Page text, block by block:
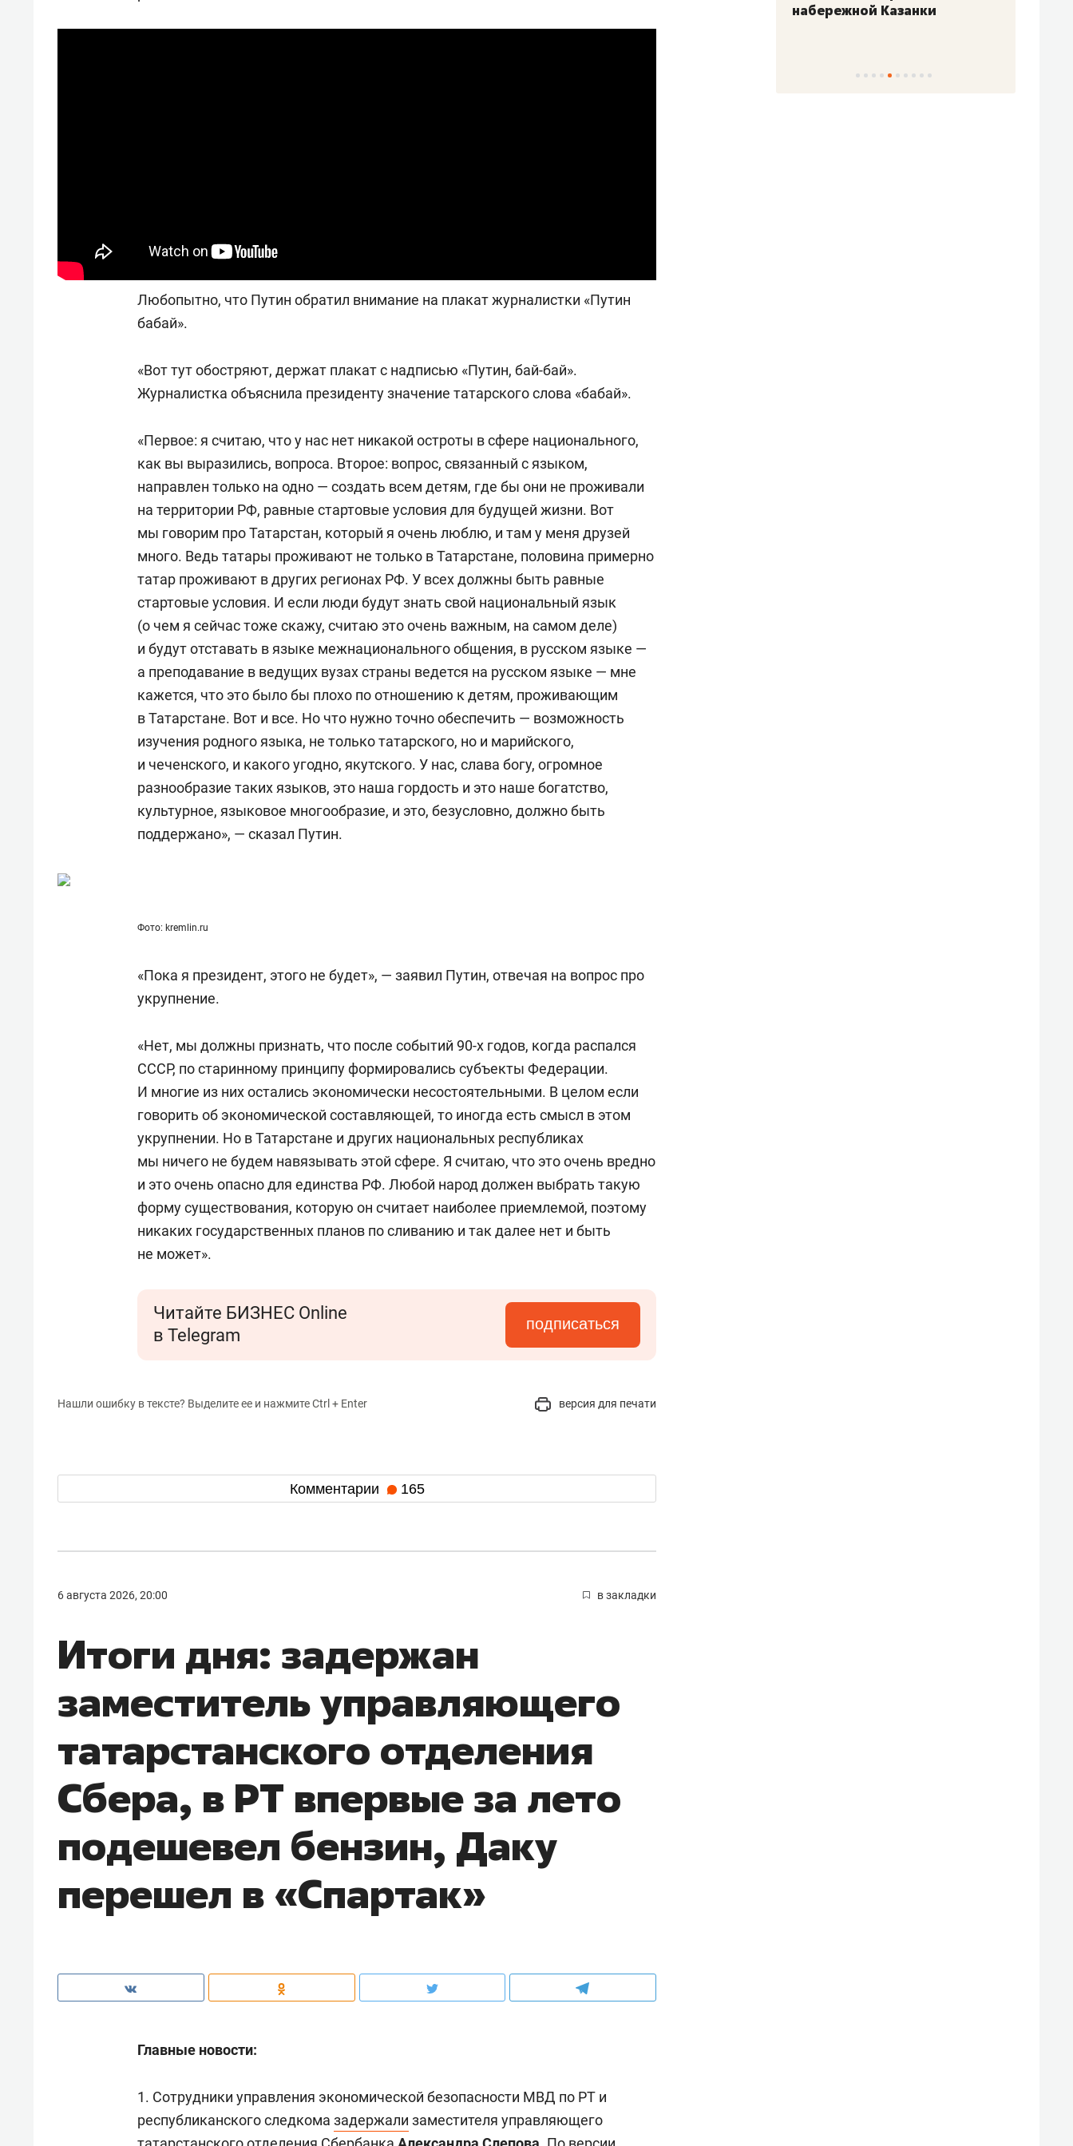
Любопытно, что Путин обратил внимание на плакат журналистки «Путин
бабай».
«Вот тут обостряют, держат плакат с надписью «Путин, бай-бай».
Журналистка объяснила президенту значение татарского слова «бабай».
«Первое: я считаю, что у нас нет никакой остроты в сфере национального,
как вы выразились, вопроса. Второе: вопрос, связанный с языком,
направлен только на одно — создать всем детям, где бы они не проживали
на территории РФ, равные стартовые условия для будущей жизни. Вот
мы говорим про Татарстан, который я очень люблю, и там у меня друзей
много. Ведь татары проживают не только в Татарстане, половина примерно
татар проживают в других регионах РФ. У всех должны быть равные
стартовые условия. И если люди будут знать свой национальный язык
(о чем я сейчас тоже скажу, считаю это очень важным, на самом деле)
и будут отставать в языке межнационального общения, в русском языке —
а преподавание в ведущих вузах страны ведется на русском языке — мне
кажется, что это было бы плохо по отношению к детям, проживающим
в Татарстане. Вот и все. Но что нужно точно обеспечить — возможность
изучения родного языка, не только татарского, но и марийского,
и чеченского, и какого угодно, якутского. У нас, слава богу, огромное
разнообразие таких языков, это наша гордость и это наше богатство,
культурное, языковое многообразие, и это, безусловно, должно быть
поддержано», — сказал Путин.
Фото: kremlin.ru
«Пока я президент, этого не будет», — заявил Путин, отвечая на вопрос про
укрупнение.
«Нет, мы должны признать, что после событий 90-х годов, когда распался
СССР, по старинному принципу формировались субъекты Федерации.
И многие из них остались экономически несостоятельными. В целом если
говорить об экономической составляющей, то иногда есть смысл в этом
укрупнении. Но в Татарстане и других национальных республиках
мы ничего не будем навязывать этой сфере. Я считаю, что это очень вредно
и это очень опасно для единства РФ. Любой народ должен выбрать такую
форму существования, которую он считает наиболее приемлемой, поэтому
никаких государственных планов по сливанию и так далее нет и быть
не может».
Читайте БИЗНЕС Online
в Telegram
подписаться
Нашли ошибку в тексте? Выделите ее и нажмите Ctrl + Enter версия для печати
Комментарии 165
6 августа 2026, 20:00 в закладки
Итоги дня: задержан
заместитель управляющего
татарстанского отделения
Сбера, в РТ впервые за лето
подешевел бензин, Даку
перешел в «Спартак»
Главные новости:
1. Сотрудники управления экономической безопасности МВД по РТ и
республиканского следкома задержали заместителя управляющего
антихрупких команд
набережной Казанки